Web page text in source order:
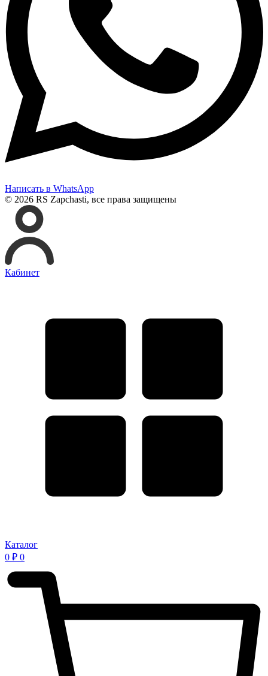
Написать в WhatsApp
© 2026 RS Zapchasti, все права защищены
Кабинет
Каталог
0 ₽ 0